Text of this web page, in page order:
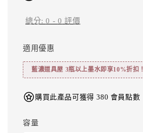
總分:0 - 0 評價
適用優惠
藍濃道具屋 3瓶以上墨水即享10%折扣！
購買此產品可獲得 380 會員點數
容量